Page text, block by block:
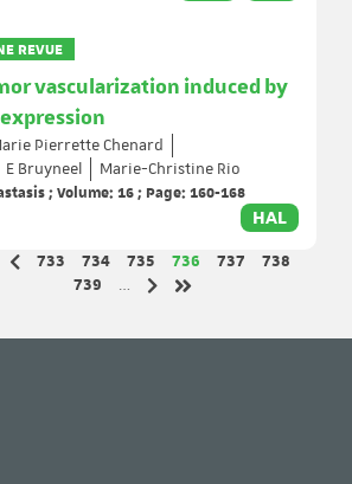
REVUE
vascularization induced by
Pierrette Chenard
E Bruyneel
Marie-Christine Rio
; Volume: 16 ; Page: 160-168
HAL
page
Page précédente
Page
733 Page
734 Page
735 Page
736 Page
737 Page
738
Page
739
…